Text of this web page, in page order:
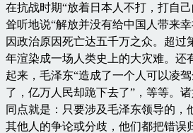
在抗战时期“放着日本人不打，打自
耸听地说“解放并没有给中国人带来
因政治原因死亡达五千万之众。超过
年渲染成一场人类史上的大灾难。还
起来，毛泽东“造成了一个人可以凌
了，亿万人民却跪下去了”，等等。
同点就是：只要涉及毛泽东领导的
其他人的争论或分歧，他们都把错误